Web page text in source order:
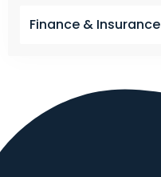
Finance & Insurance